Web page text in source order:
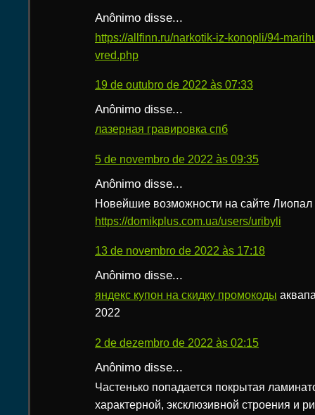
Anônimo disse...
https://allfinn.ru/narkotik-iz-konopli/94-
vred.php
19 de outubro de 2022 às 07:33
Anônimo disse...
лазерная гравировка спб
5 de novembro de 2022 às 09:35
Anônimo disse...
Новейшие возможности на сайте Лиопал
https://domikplus.com.ua/users/uribyli
13 de novembro de 2022 às 17:18
Anônimo disse...
яндекс купон на скидку промокоды
2022
2 de dezembro de 2022 às 02:15
Anônimo disse...
Частенько попадается покрытая
характерной, эксклюзивной строения и